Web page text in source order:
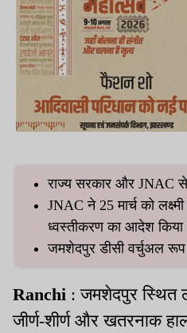
राज्य सरकार और JNAC से
JNAC ने 25 मार्च को
ध्वस्तीकरण का आदेश किया
जमशेदपुर डीसी वर्चुअल रूप
Ranchi : जमशेदपुर स्थित
जीर्ण-शीर्ण और खतरनाक